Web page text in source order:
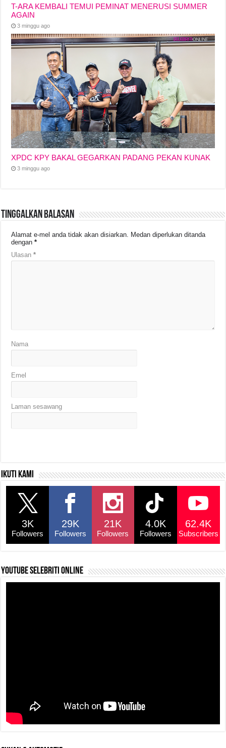
T-ARA KEMBALI TEMUI PEMINAT MENERUSI SUMMER
AGAIN
3 minggu ago
XPDC KPY BAKAL GEGARKAN PADANG PEKAN KUNAK
3 minggu ago
Tinggalkan Balasan
Alamat e-mel anda tidak akan disiarkan.
Medan diperlukan ditanda
dengan*
Ulasan*
Nama
Emel
Laman sesawang
Ikuti kami
3K
Followers
29K
Followers
21K
Followers
4.0K
Followers
62.4K
Subscribers
YouTube selebriti online